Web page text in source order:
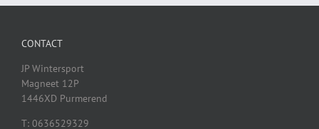
CONTACT
JP Wintersport
Magneet 12P
1446XD Purmerend
T: 0636529329